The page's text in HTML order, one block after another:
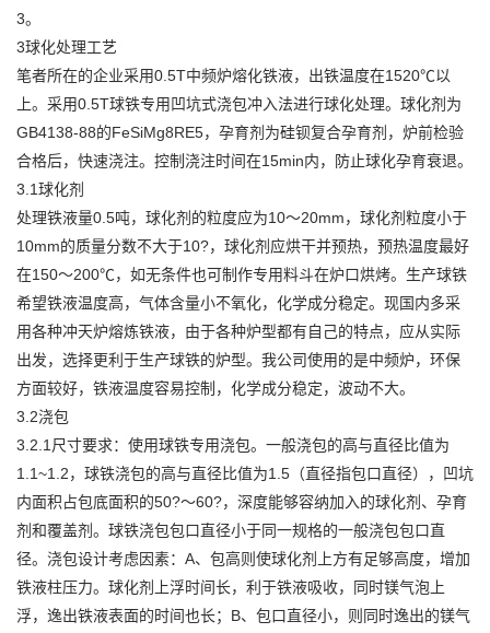
3。
3球化处理工艺
笔者所在的企业采用0.5T中频炉熔化铁液，出铁温度在1520℃以
上。采用0.5T球铁专用凹坑式浇包冲入法进行球化处理。球化剂为
GB4138-88的FeSiMg8RE5，孕育剂为硅钡复合孕育剂，炉前检验
合格后，快速浇注。控制浇注时间在15min内，防止球化孕育衰退。
3.1球化剂
处理铁液量0.5吨，球化剂的粒度应为10～20mm，球化剂粒度小于
10mm的质量分数不大于10?，球化剂应烘干并预热，预热温度最好
在150～200℃，如无条件也可制作专用料斗在炉口烘烤。生产球铁
希望铁液温度高，气体含量小不氧化，化学成分稳定。现国内多采
用各种冲天炉熔炼铁液，由于各种炉型都有自己的特点，应从实际
出发，选择更利于生产球铁的炉型。我公司使用的是中频炉，环保
方面较好，铁液温度容易控制，化学成分稳定，波动不大。
3.2浇包
3.2.1尺寸要求：使用球铁专用浇包。一般浇包的高与直径比值为
1.1~1.2，球铁浇包的高与直径比值为1.5（直径指包口直径），凹坑
内面积占包底面积的50?～60?，深度能够容纳加入的球化剂、孕育
剂和覆盖剂。球铁浇包包口直径小于同一规格的一般浇包包口直
径。浇包设计考虑因素：A、包高则使球化剂上方有足够高度，增加
铁液柱压力。球化剂上浮时间长，利于铁液吸收，同时镁气泡上
浮，逸出铁液表面的时间也长；B、包口直径小，则同时逸出的镁气